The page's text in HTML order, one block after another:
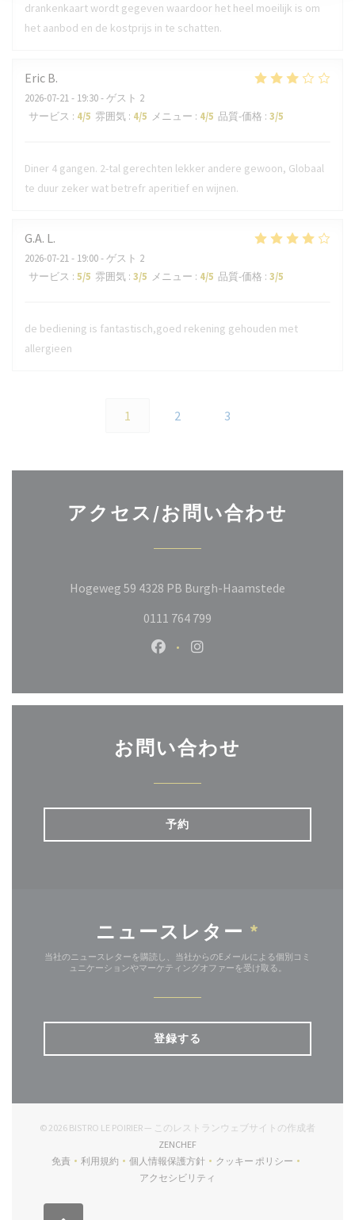
drankenkaart wordt gegeven waardoor het heel moeilijk is om
het aanbod en de kostprijs in te schatten.
Eric B
2026-07-21- 19:30 - ゲスト 2
サービス : 4/5 雰囲気 : 4/5 メニュー : 4/5 品質-価格 : 3/5
Diner 4 gangen. 2-tal gerechten lekker andere gewoon, Globaal
te duur zeker wat betrefr aperitief en wijnen.
G.A. L
2026-07-21- 19:00 - ゲスト 2
サービス : 5/5 雰囲気 : 3/5 メニュー : 4/5 品質-価格 : 3/5
de bediening is fantastisch,goed rekening gehouden met
allergieen
1 2 3
アクセス/お問い合わせ
Hogeweg 59 4328 PB Burgh-Haamstede
0111 764 799
Facebook ((新しいウィンドウ
Instagram ((新しいウィ
お問い合わせ
予約
ニュースレター *
当社のニュースレターを購読し、当社からのEメールによる個別コミ
ュニケーションやマーケティングオファーを受け取る。
登録する
© 2026 BISTRO LE POIRIER — このレストランウェブサイトの作成者
ZENCHEF((新しいウィンドウで開きます))
免責
((新しいウィンドウで開きます))
利用規約
((新しいウィンドウで開きます))
個人情報保護方針
((新しいウィンドウで開きます))
クッキー ポリシー
((新しいウィンドウで
アクセシビリティ
((新しいウィンドウで開きます))